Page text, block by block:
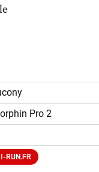
Pro 2
RUN.FR